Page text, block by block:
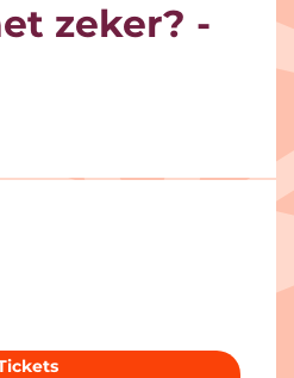
zeker? -